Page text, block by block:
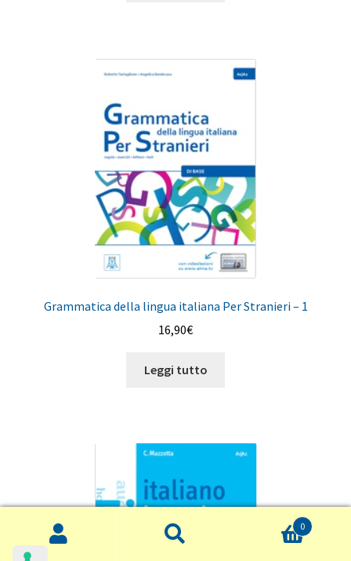
Grammatica della lingua italiana Per Stranieri – 1
16,90€
Leggi tutto
Cerca:
Cerca
0